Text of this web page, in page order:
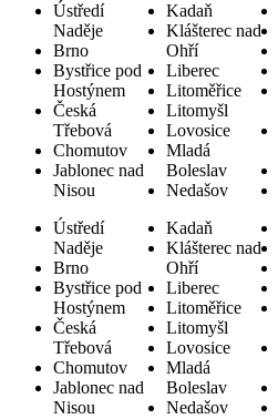
Ústředí
Naděje
Brno
Bystřice pod
Hostýnem
Česká
Třebová
Chomutov
Jablonec nad
Nisou
Kadaň
Klášterec nad
Ohří
Liberec
Litoměřice
Litomyšl
Lovosice
Mladá
Boleslav
Nedašov
Ústředí
Naděje
Brno
Bystřice pod
Hostýnem
Česká
Třebová
Chomutov
Jablonec nad
Nisou
Kadaň
Klášterec nad
Ohří
Liberec
Litoměřice
Litomyšl
Lovosice
Mladá
Boleslav
Nedašov